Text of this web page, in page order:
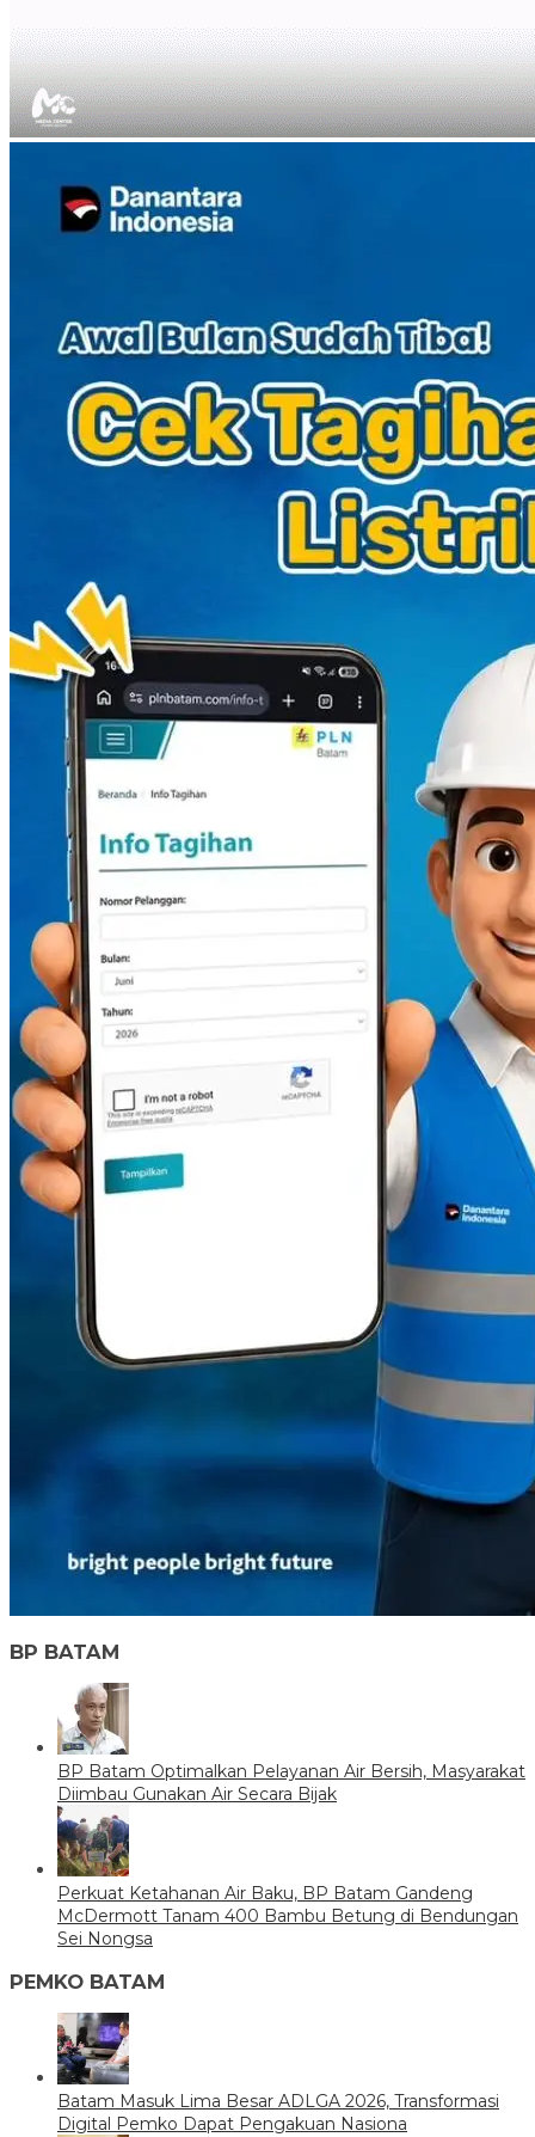
BP BATAM
BP Batam Optimalkan Pelayanan Air Bersih, Masyarakat
Diimbau Gunakan Air Secara Bijak
Perkuat Ketahanan Air Baku, BP Batam Gandeng
McDermott Tanam 400 Bambu Betung di Bendungan
Sei Nongsa
PEMKO BATAM
Batam Masuk Lima Besar ADLGA 2026, Transformasi
Digital Pemko Dapat Pengakuan Nasiona